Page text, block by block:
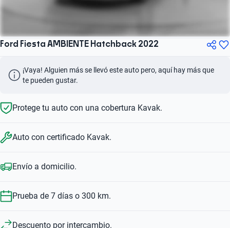
Ford Fiesta AMBIENTE Hatchback 2022
¡Vaya! Alguien más se llevó este auto pero, aquí hay más que
te pueden gustar.
Protege tu auto con una cobertura Kavak.
Auto con certificado Kavak.
Envío a domicilio.
Prueba de 7 días o 300 km.
Descuento por intercambio.